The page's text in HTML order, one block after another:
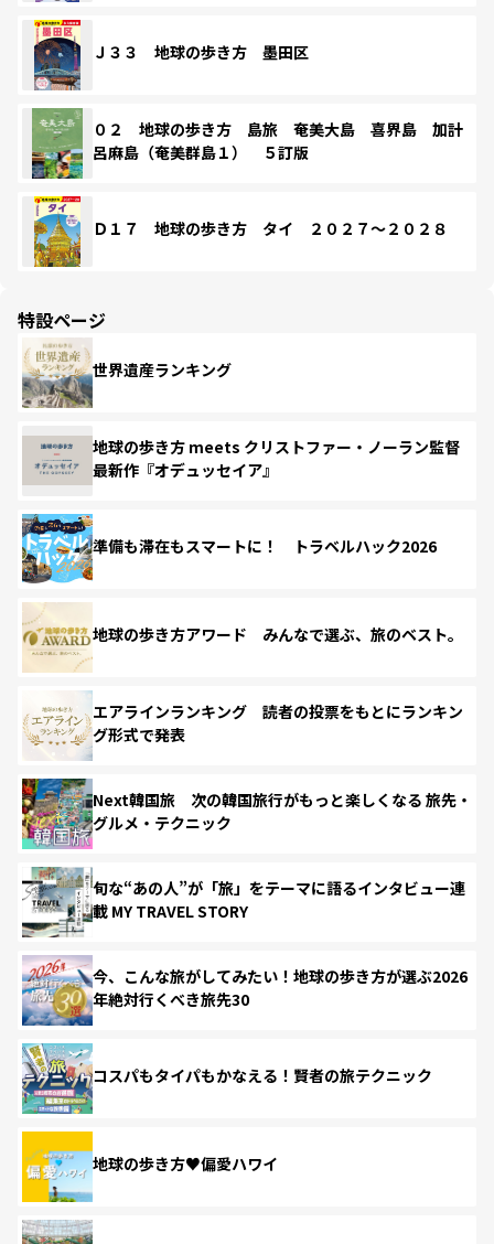
Ｊ３３ 地球の歩き方 墨田区
０２ 地球の歩き方 島旅 奄美大島 喜界島 加計
呂麻島（奄美群島１） ５訂版
Ｄ１７ 地球の歩き方 タイ ２０２７～２０２８
特設ページ
世界遺産ランキング
地球の歩き方 meets クリストファー・ノーラン監督
最新作『オデュッセイア』
準備も滞在もスマートに！ トラベルハック2026
地球の歩き方アワード みんなで選ぶ、旅のベスト。
エアラインランキング 読者の投票をもとにランキン
グ形式で発表
Next韓国旅 次の韓国旅行がもっと楽しくなる 旅先・
グルメ・テクニック
旬な“あの人”が「旅」をテーマに語るインタビュー連
載 MY TRAVEL STORY
今、こんな旅がしてみたい！地球の歩き方が選ぶ2026
年絶対行くべき旅先30
コスパもタイパもかなえる！賢者の旅テクニック
地球の歩き方♥偏愛ハワイ